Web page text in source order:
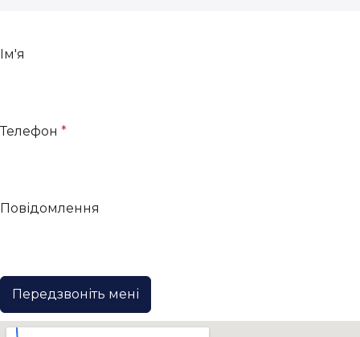
Ім'я
Телефон *
Повідомлення
Передзвоніть мені